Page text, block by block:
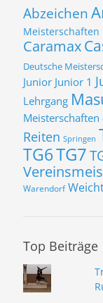
Abzeichen
Meisterschaften
Caramax
Deutsche
Junior Junior 1
Lehrgang
Meisterschaften
Reiten Springen
TG6TG7
Warendorf
Top Beiträge